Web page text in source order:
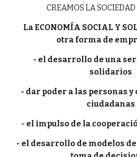
CREAMOS LA SOCIEDAD
La ECONOMÍA SOCIAL Y
otra forma de
- el desarrollo de una
solidarios
- dar poder a las personas
ciudadanas
- el impulso de la
- el desarrollo de modelos